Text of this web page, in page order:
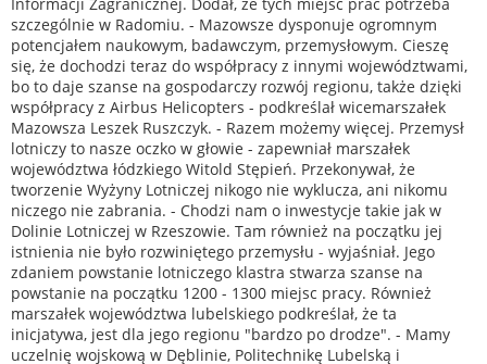
szczególnie w Radomiu. - Mazowsze dysponuje ogromnym
potencjałem naukowym, badawczym, przemysłowym. Cieszę
się, że dochodzi teraz do współpracy z innymi województwami,
bo to daje szanse na gospodarczy rozwój regionu, także dzięki
współpracy z Airbus Helicopters - podkreślał wicemarszałek
Mazowsza Leszek Ruszczyk. - Razem możemy więcej. Przemysł
lotniczy to nasze oczko w głowie - zapewniał marszałek
województwa łódzkiego Witold Stępień. Przekonywał, że
tworzenie Wyżyny Lotniczej nikogo nie wyklucza, ani nikomu
niczego nie zabrania. - Chodzi nam o inwestycje takie jak w
Dolinie Lotniczej w Rzeszowie. Tam również na początku jej
istnienia nie było rozwiniętego przemysłu - wyjaśniał. Jego
zdaniem powstanie lotniczego klastra stwarza szanse na
powstanie na początku 1200 - 1300 miejsc pracy. Również
marszałek województwa lubelskiego podkreślał, że ta
inicjatywa, jest dla jego regionu "bardzo po drodze". - Mamy
uczelnię wojskową w Dęblinie, Politechnikę Lubelską i